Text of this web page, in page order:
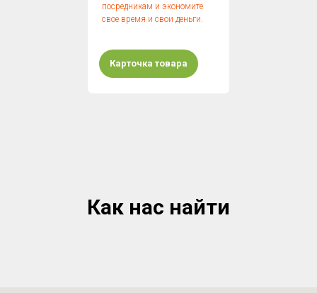
посредникам и экономите
свое время и свои деньги.
Карточка товара
Как нас найти